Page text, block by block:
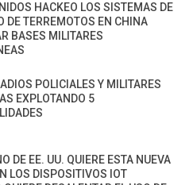
HACKEO LOS SISTEMAS DE
DE TERREMOTOS EN CHINA
BASES MILITARES
POLICIALES Y MILITARES
EXPLOTANDO 5
DE EE. UU. QUIERE ESTA NUEVA
LOS DISPOSITIVOS IOT